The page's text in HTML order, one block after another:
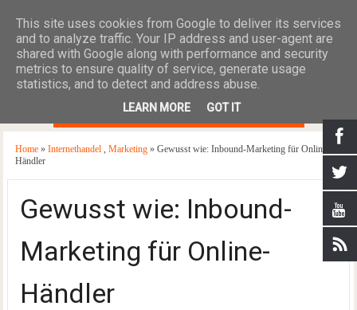
Home»Internethandel,Marketing» Gewusst wie: Inbound-Marketing für Online-
Händler
Gewusst wie: Inbound-
Marketing für Online-
Händler
This site uses cookies from Google to deliver its services
and to analyze traffic. Your IP address and user-agent are
shared with Google along with performance and security
metrics to ensure quality of service, generate usage
statistics, and to detect and address abuse.
LEARN MORE GOT IT